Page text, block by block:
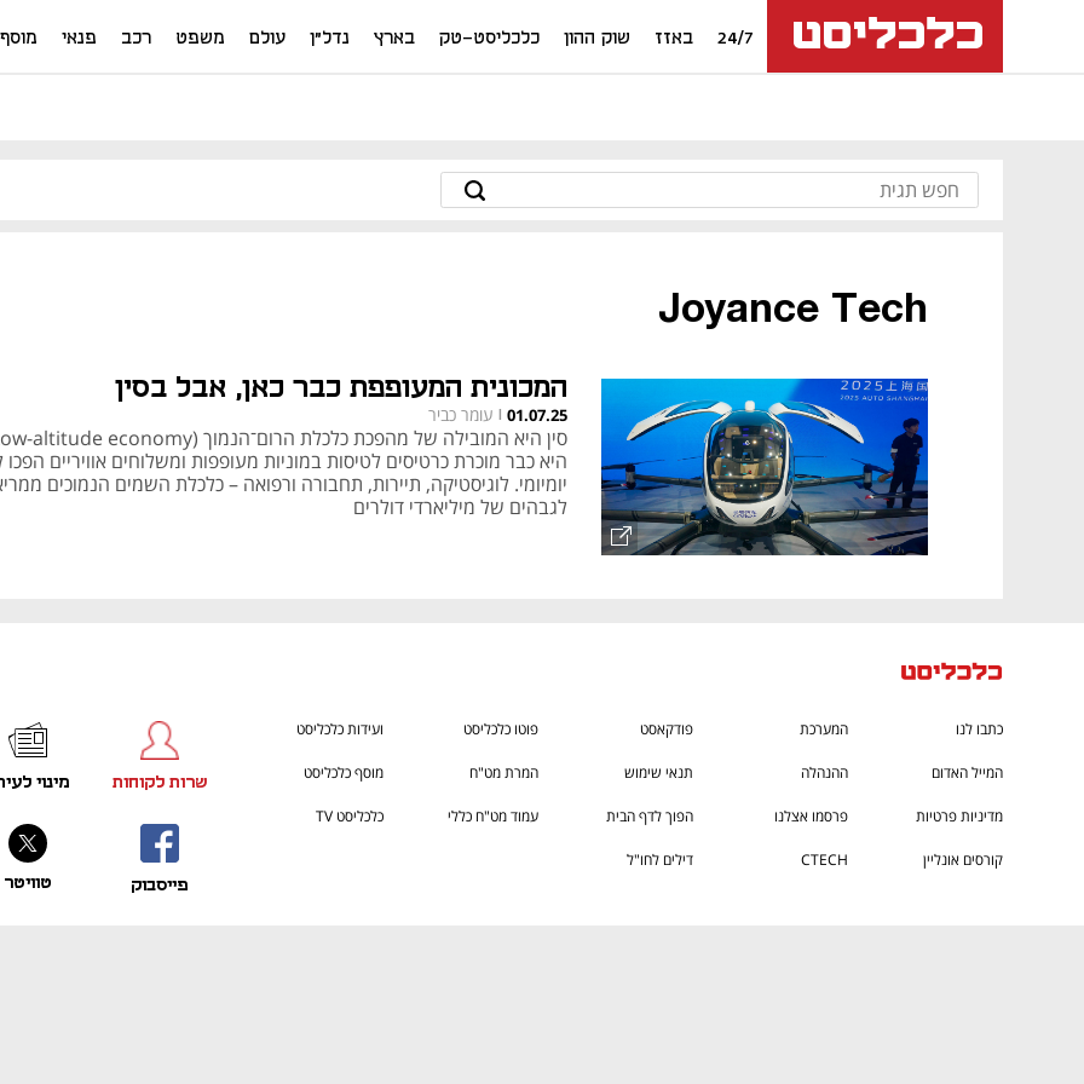
24/7 באזז שוק ההון כלכליסט-טק בארץ נדל"ן עולם משפט רכב פנאי מוסף
Joyance Tech
המכונית המעופפת כבר כאן, אבל בסין
01.07.25
| עומר כביר
היא כבר מוכרת כרטיסים לטיסות במוניות מעופפות ומשלוחים אוויריים הפכו
יומיומי. לוגיסטיקה, תיירות, תחבורה ורפואה – כלכלת השמים הנמוכים
לגבהים של מיליארדי דולרים
כתבו לנו המערכת פודקאסט פוטו כלכליסט ועידות כלכליסט
המייל האדום ההנהלה תנאי שימוש המרת מט"ח מוסף כלכליסט
מדיניות פרטיות פרסמו אצלנו הפוך לדף הבית עמוד מט"ח כללי כלכליסט TV
קורסים אונליין CTECH
דילים לחו"ל
פייסבוק
שרות לקוחות
טוויטר
מינוי